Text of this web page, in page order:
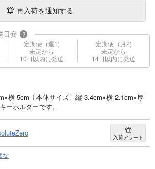
再入荷を通知する
目安 ?
定期便（週1)
未定から
10日以内に発送
定期便（月2)
未定から
14日以内に発送
横 5cm〔本体サイズ〕縦 3.4cm×横 2.1cm×厚
ーホルダーです。
入荷アラート
な